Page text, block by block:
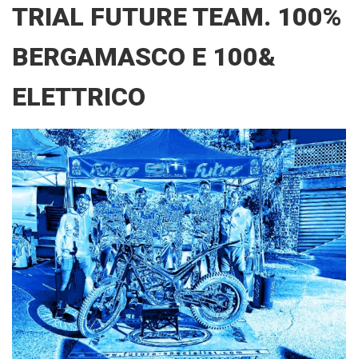
TRIAL FUTURE TEAM. 100%
BERGAMASCO E 100&
ELETTRICO